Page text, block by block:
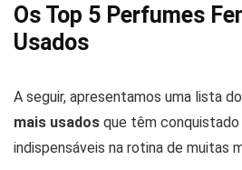
Os Top 5 Perfumes
Usados
A seguir, apresentamos uma lista
mais usados que têm
indispensáveis na rotina de muitas